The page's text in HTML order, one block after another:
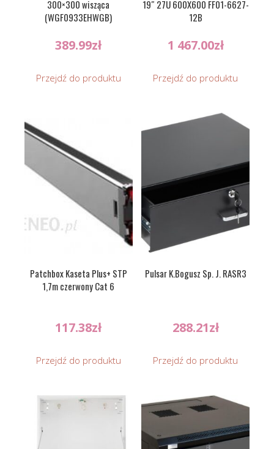
300×300 wisząca
(WGF0933EHWGB)
389.99zł
Przejdź do produktu
19″ 27U 600X600 FF01-6627-
12B
1 467.00zł
Przejdź do produktu
Patchbox Kaseta Plus+ STP
1,7m czerwony Cat 6
117.38zł
Przejdź do produktu
Pulsar K.Bogusz Sp. J. RASR3
288.21zł
Przejdź do produktu